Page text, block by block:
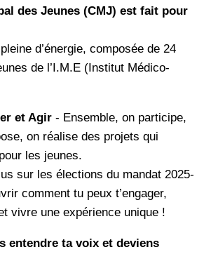
des Jeunes (CMJ) est fait pour
d’énergie, composée de 24
de l’I.M.E (Institut Médico-
et Agir - Ensemble, on participe,
on réalise des projets qui
les jeunes.
sur les élections du mandat 2025-
comment tu peux t’engager,
vivre une expérience unique !
entendre ta voix et deviens